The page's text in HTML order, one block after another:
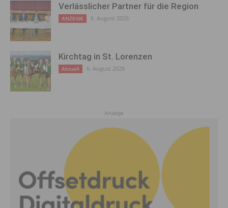
Verlässlicher Partner für die Region
ANZEIGE 6. August 2026
Kirchtag in St. Lorenzen
Aktuell 6. August 2026
Anzeige